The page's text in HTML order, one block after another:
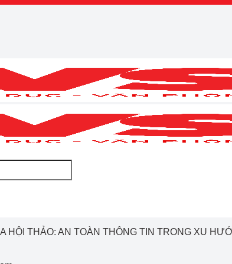
HỘI THẢO: AN TOÀN THÔNG TIN TRONG XU